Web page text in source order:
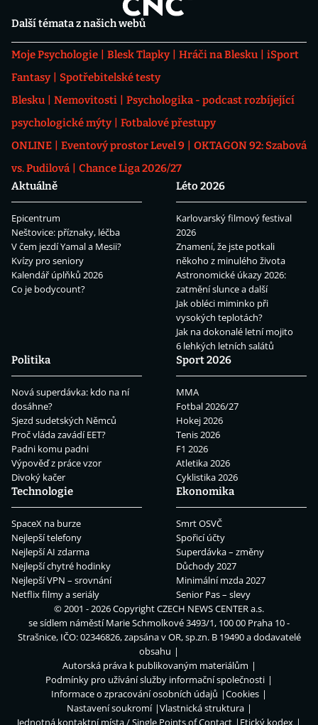
Další témata z našich webů
Moje Psychologie Blesk Tlapky Hráči na Blesku
iSport
Fantasy
Spotřebitelské testy
Blesku
Nemovitosti
Psychologika - podcast rozbíjející
psychologické mýty
Fotbalové přestupy
ONLINE
Eventový prostor Level 9
OKTAGON 92: Szabová
vs. Pudilová
Chance Liga 2026/27
Aktuálně
Epicentrum
Neštovice: příznaky, léčba
V čem jezdí Yamal a Mesii?
Kvízy pro seniory
Kalendář úplňků 2026
Co je bodycount?
Léto 2026
Karlovarský filmový festival
2026
Znamení, že jste potkali
někoho z minulého života
Astronomické úkazy 2026:
zatmění slunce a další
Jak obléci miminko při
vysokých teplotách?
Jak na dokonalé letní mojito
6 lehkých letních salátů
Politika
Nová superdávka: kdo na ní
dosáhne?
Sjezd sudetských Němců
Proč vláda zavádí EET?
Padni komu padni
Výpověď z práce vzor
Divoký kačer
Sport 2026
MMA
Fotbal 2026/27
Hokej 2026
Tenis 2026
F1 2026
Atletika 2026
Cyklistika 2026
Technologie
SpaceX na burze
Nejlepší telefony
Nejlepší AI zdarma
Nejlepší chytré hodinky
Nejlepší VPN – srovnání
Netflix filmy a seriály
Ekonomika
Smrt OSVČ
Spořicí účty
Superdávka – změny
Důchody 2027
Minimální mzda 2027
Senior Pas – slevy
© 2001 - 2026 CopyrightCZECH NEWS CENTER a.s.
se sídlem náměstí Marie Schmolkové 3493/1, 100 00 Praha 10 -
Strašnice, IČO: 02346826, zapsána v OR, sp.zn. B 19490 a dodavatelé
obsahu
Autorská práva k publikovaným materiálům
Podmínky pro užívání služby informační společnosti
Informace o zpracování osobních údajů
Cookies
Nastavení soukromí
Vlastnická struktura
Jednotná kontaktní místa / Single Points of Contact
Etický kodex